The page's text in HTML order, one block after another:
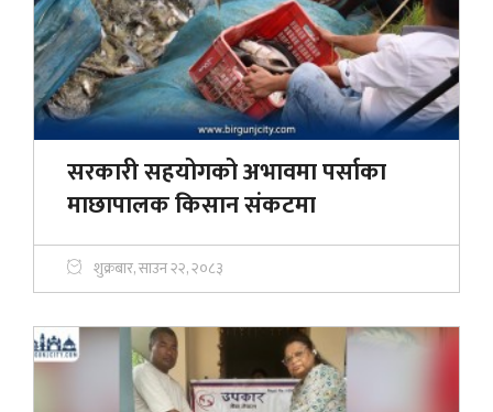
सरकारी सहयोगको अभावमा पर्साका
माछापालक किसान संकटमा
शुक्रबार, साउन २२, २०८३